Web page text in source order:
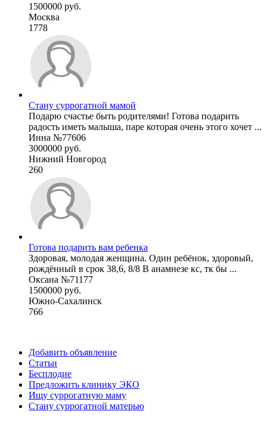
1500000 руб.
Москва
1778
Стану суррогатной мамой
Подарю счастье быть родителями! Готова подарить
радость иметь малыша, паре которая очень этого хочет ...
Инна №77606
3000000 руб.
Нижний Новгород
260
Готова подарить вам ребенка
Здоровая, молодая женщина. Один ребёнок, здоровый,
рождённый в срок 38,6, 8/8 В анамнезе кс, тк бы ...
Оксана №71177
1500000 руб.
Южно-Сахалинск
766
Добавить объявление
Статьи
Бесплодие
Предложить клинику ЭКО
Ищу суррогатную маму
Стану суррогатной матерью